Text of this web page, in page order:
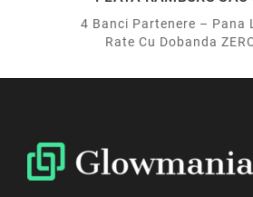
4 Banci Partenere – Pana
Rate Cu Dobanda